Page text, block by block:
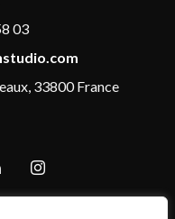
03
33800 France